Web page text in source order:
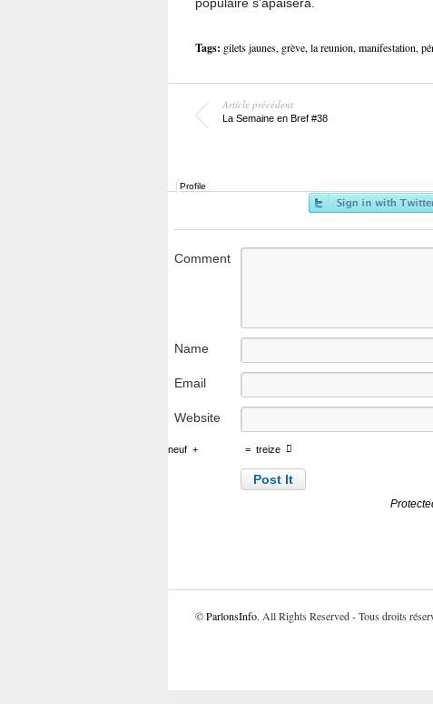
Tags: gilets jaunes, grève, la reunion, manifestation,
Article précédent
La Semaine en Bref #38
Profile
Comment
Name
Email
Website
neuf + = treize
©ParlonsInfo. All Rights Reserved - Tous droits